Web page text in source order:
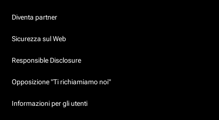
Diventa partner
Sicurezza sul Web
Responsible Disclosure
Opposizione "Ti richiamiamo noi"
Informazioni per gli utenti